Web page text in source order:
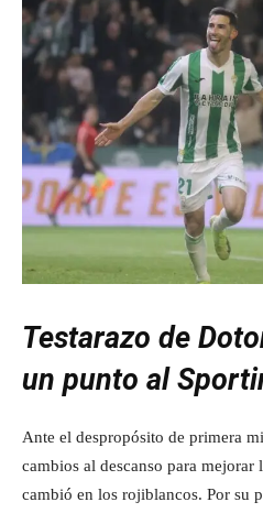
Testarazo de
un punto al
Ante el despropósito de primera
cambios al descanso para mejorar
cambió en los rojiblancos. Por su